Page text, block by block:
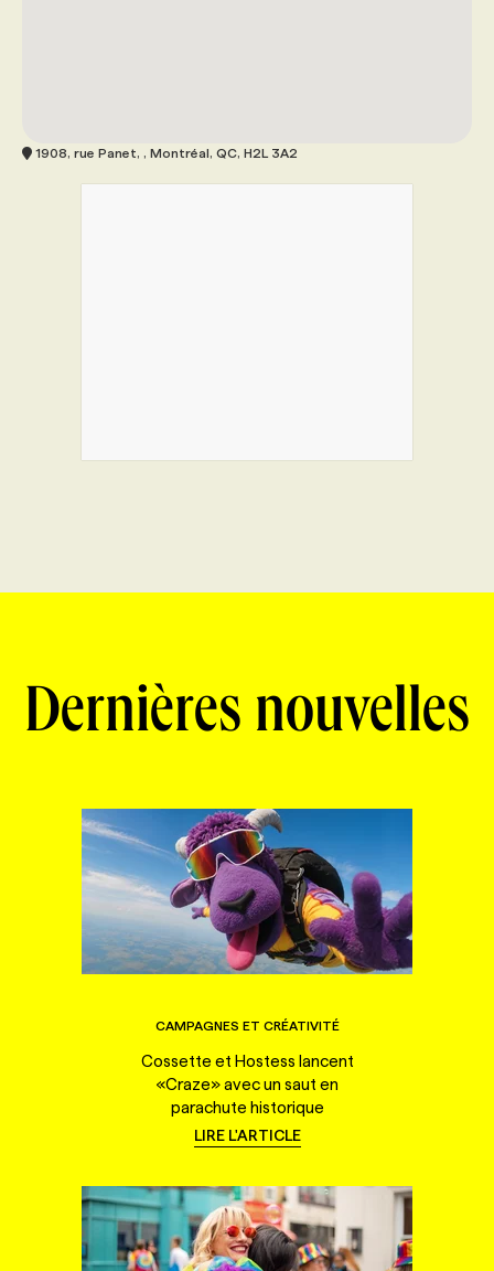
1908, rue Panet, , Montréal, QC, H2L 3A2
Dernières nouvelles
CAMPAGNES ET CRÉATIVITÉ
Cossette et Hostess lancent
«Craze» avec un saut en
parachute historique
LIRE L'ARTICLE